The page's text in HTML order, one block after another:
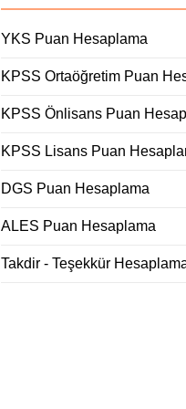
YKS Puan Hesaplama
KPSS Ortaöğretim Puan
KPSS Önlisans Puan
KPSS Lisans Puan
DGS Puan Hesaplama
ALES Puan Hesaplama
Takdir - Teşekkür